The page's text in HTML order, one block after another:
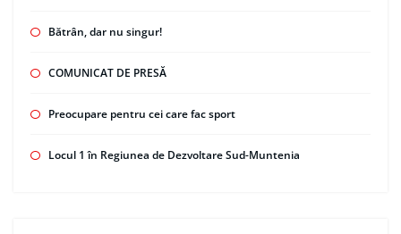
Bătrân, dar nu singur!
COMUNICAT DE PRESĂ
Preocupare pentru cei care fac sport
Locul 1 în Regiunea de Dezvoltare Sud-Muntenia